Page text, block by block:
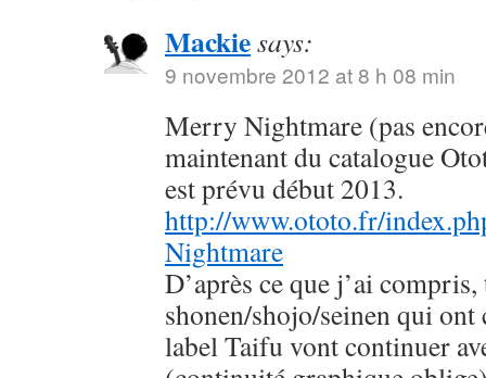
Mackiesays:
9 novembre 2012 at 8 h 08 min
Merry Nightmare (pas
maintenant du catalogue
est prévu début 2013.
http://www.ototo.fr/
Nightmare
D’après ce que j’ai
shonen/shojo/seinen qui ont
label Taifu vont continuer